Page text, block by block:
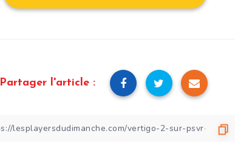
Partager l'article :